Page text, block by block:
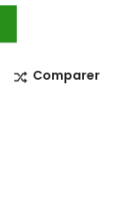
Comparer